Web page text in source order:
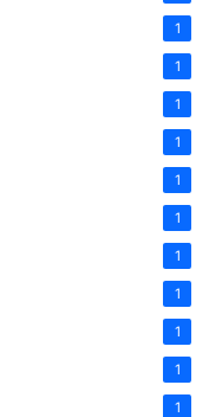
1
1
1
1
1
1
1
1
1
1
1